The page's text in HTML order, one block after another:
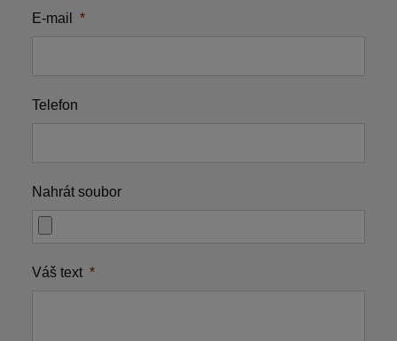
E-mail *
Telefon
Nahrát soubor
Váš text *